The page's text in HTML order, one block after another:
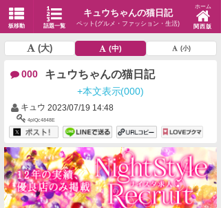
板移動 話題一覧
キュウちゃんの猫日記
ペット(グルメ・ファッション・生活)
ホーム
関西版
(大) (中) (小)
000 キュウちゃんの猫日記
+本文表示(000)
キュウ 2023/07/19 14:48
4pIQc4848E